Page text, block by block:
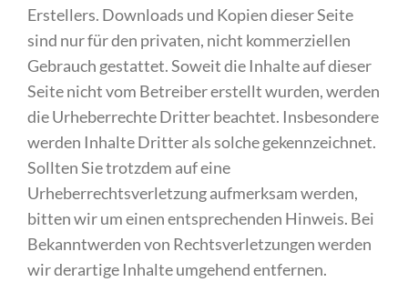
Erstellers. Downloads und Kopien dieser Seite
sind nur für den privaten, nicht kommerziellen
Gebrauch gestattet. Soweit die Inhalte auf dieser
Seite nicht vom Betreiber erstellt wurden, werden
die Urheberrechte Dritter beachtet. Insbesondere
werden Inhalte Dritter als solche gekennzeichnet.
Sollten Sie trotzdem auf eine
Urheberrechtsverletzung aufmerksam werden,
bitten wir um einen entsprechenden Hinweis. Bei
Bekanntwerden von Rechtsverletzungen werden
wir derartige Inhalte umgehend entfernen.